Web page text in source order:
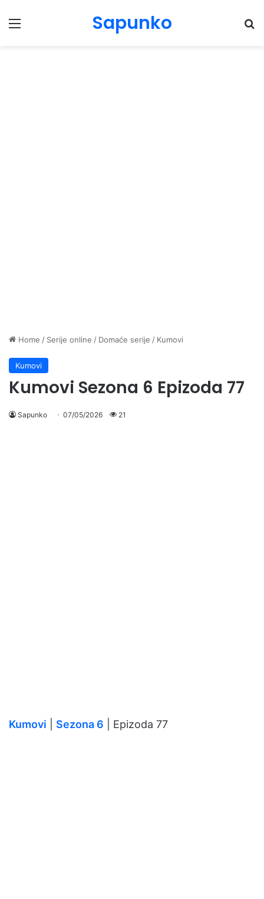
Menu Sapunko
Home / Serije online / Domaće serije / Kumovi
Kumovi
Kumovi Sezona 6 Epizoda 77
Sapunko 07/05/2026 21
Kumovi Sezona 6 | Epizoda 77